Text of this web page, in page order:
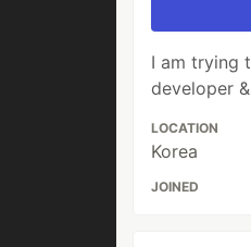
I am trying
developer
LOCATION
Korea
JOINED